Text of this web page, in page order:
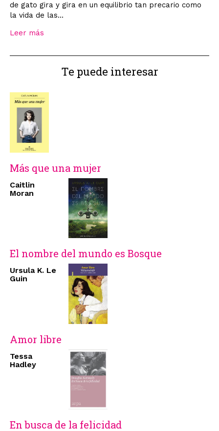
de gato gira y gira en un equilibrio tan precario como
la vida de las...
Leer más
Te puede interesar
Más que una mujer
Caitlin
Moran
El nombre del mundo es Bosque
Ursula K. Le
Guin
Amor libre
Tessa
Hadley
En busca de la felicidad